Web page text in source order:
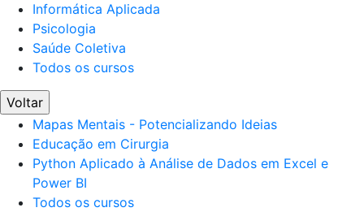
Informática Aplicada
Psicologia
Saúde Coletiva
Todos os cursos
Voltar
Mapas Mentais - Potencializando Ideias
Educação em Cirurgia
Python Aplicado à Análise de Dados em Excel e
Power BI
Todos os cursos